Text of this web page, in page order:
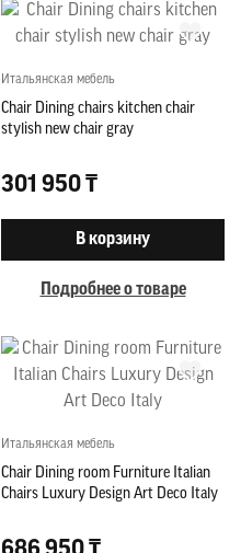
Итальянская мебель
Chair Dining chairs kitchen chair
stylish new chair gray
301 950 ₸
В корзину
Подробнее о товаре
Итальянская мебель
Chair Dining room Furniture Italian
Chairs Luxury Design Art Deco Italy